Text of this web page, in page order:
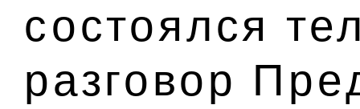
состоялся
разговор